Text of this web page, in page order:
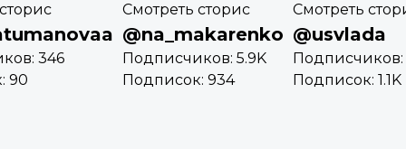
346
90
Смотреть сторис
@na_makarenko
Подписчиков: 5.9K
Подписок: 934
Смотреть
@usvlada
Подписчиков:
Подписок: 1.1K